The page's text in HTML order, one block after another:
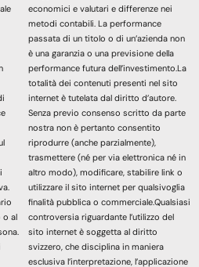
o al
economici e valutari e differenze nei
metodi contabili. La performance
passata di un titolo o di un’azienda non
è una garanzia o una previsione della
performance futura dell’investimento.La
totalità dei contenuti presenti nel sito
internet è tutelata dal diritto d’autore.
Senza previo consenso scritto da parte
nostra non è pertanto consentito
riprodurre (anche parzialmente),
trasmettere (né per via elettronica né in
altro modo), modificare, stabilire link o
utilizzare il sito internet per qualsivoglia
finalità pubblica o commerciale.Qualsiasi
controversia riguardante l’utilizzo del
sito internet è soggetta al diritto
svizzero, che disciplina in maniera
esclusiva l’interpretazione, l’applicazione